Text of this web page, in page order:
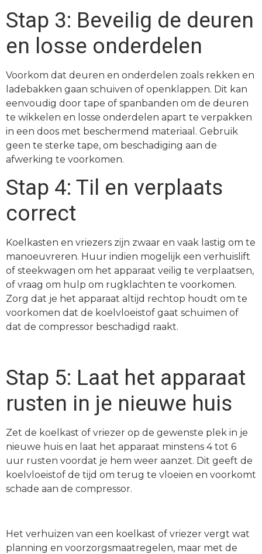
Stap 3: Beveilig de deuren
en losse onderdelen
Voorkom dat deuren en onderdelen zoals rekken en
ladebakken gaan schuiven of openklappen. Dit kan
eenvoudig door tape of spanbanden om de deuren
te wikkelen en losse onderdelen apart te verpakken
in een doos met beschermend materiaal. Gebruik
geen te sterke tape, om beschadiging aan de
afwerking te voorkomen.
Stap 4: Til en verplaats
correct
Koelkasten en vriezers zijn zwaar en vaak lastig om te
manoeuvreren. Huur indien mogelijk een verhuislift
of steekwagen om het apparaat veilig te verplaatsen,
of vraag om hulp om rugklachten te voorkomen.
Zorg dat je het apparaat altijd rechtop houdt om te
voorkomen dat de koelvloeistof gaat schuimen of
dat de compressor beschadigd raakt.
Stap 5: Laat het apparaat
rusten in je nieuwe huis
Zet de koelkast of vriezer op de gewenste plek in je
nieuwe huis en laat het apparaat minstens 4 tot 6
uur rusten voordat je hem weer aanzet. Dit geeft de
koelvloeistof de tijd om terug te vloeien en voorkomt
schade aan de compressor.
Het verhuizen van een koelkast of vriezer vergt wat
planning en voorzorgsmaatregelen, maar met de